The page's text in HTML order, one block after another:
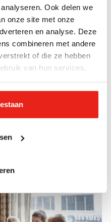
Ook delen we
onze site met onze
en analyse. Deze
combineren met andere
of die ze hebben
van hun services.
in het Russisch,
Daardoor krijg ik
dat is al heftig
die wordt
bizar? Ik moet denken
de vlucht haar
een audicien